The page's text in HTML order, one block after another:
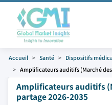
Accueil Santé Dispositifs
Amplificateurs auditifs (Marché
Amplificateurs auditifs
partage 2026-2035